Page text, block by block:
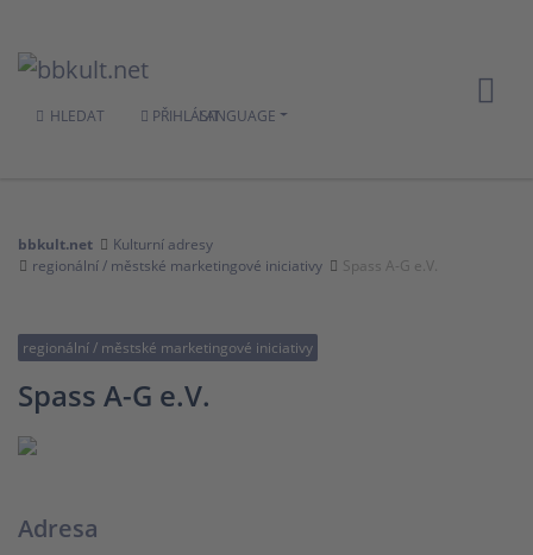
HLEDAT PŘIHLÁSITLANGUAGE
bbkult.net
Kulturní adresy
regionální / městské marketingové iniciativy
Spass A-G e.V.
regionální / městské marketingové iniciativy
Spass A-G e.V.
Adresa